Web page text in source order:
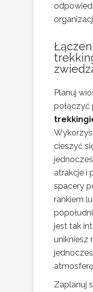
Planuj
połączyć
cieszyć
atrakcje i
spacery
rankiem
jest tak
unikniesz
Zaplanuj